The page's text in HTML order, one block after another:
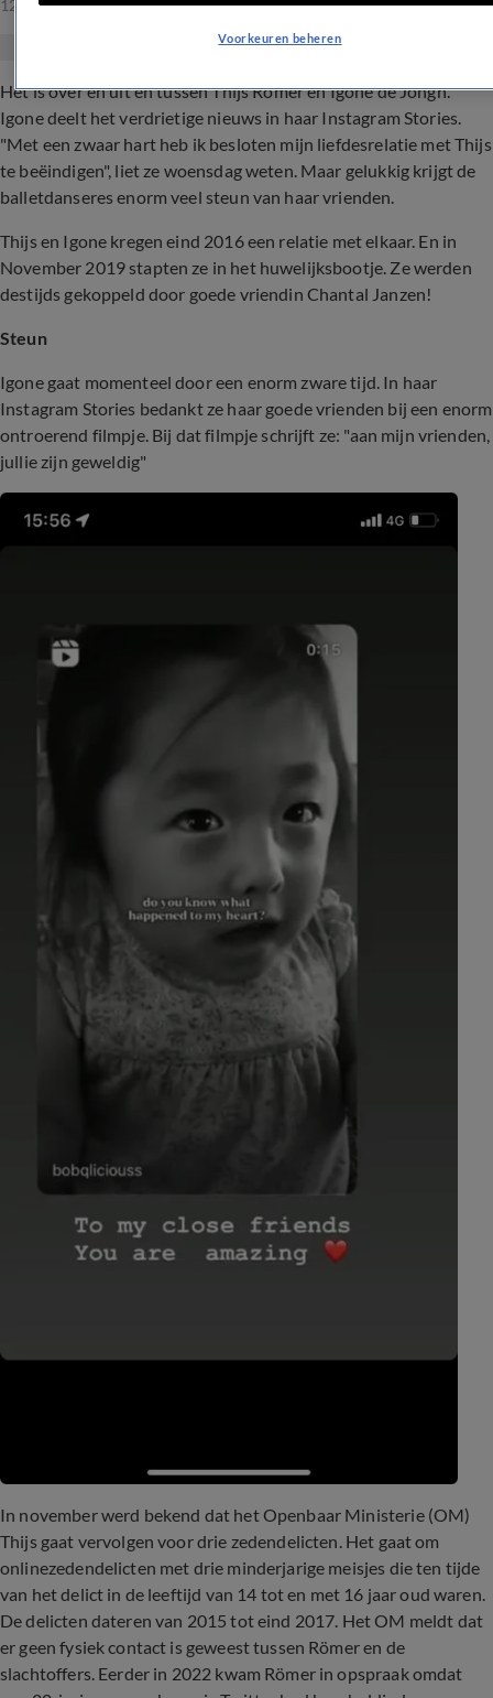
12 jan 2023, 16:47
Het is over en uit en tussen Thijs Römer en Igone de Jongh.
Igone deelt het verdrietige nieuws in haar Instagram Stories.
"Met een zwaar hart heb ik besloten mijn liefdesrelatie met Thijs
te beëindigen", liet ze woensdag weten. Maar gelukkig krijgt de
balletdanseres enorm veel steun van haar vrienden.
Thijs en Igone kregen eind 2016 een relatie met elkaar. En in
November 2019 stapten ze in het huwelijksbootje. Ze werden
destijds gekoppeld door goede vriendin Chantal Janzen!
Steun
Igone gaat momenteel door een enorm zware tijd. In haar
Instagram Stories bedankt ze haar goede vrienden bij een enorm
ontroerend filmpje. Bij dat filmpje schrijft ze: "aan mijn vrienden,
jullie zijn geweldig"
In november werd bekend dat het Openbaar Ministerie (OM)
Thijs gaat vervolgen voor drie zedendelicten. Het gaat om
onlinezedendelicten met drie minderjarige meisjes die ten tijde
van het delict in de leeftijd van 14 tot en met 16 jaar oud waren.
De delicten dateren van 2015 tot eind 2017. Het OM meldt dat
er geen fysiek contact is geweest tussen Römer en de
slachtoffers. Eerder in 2022 kwam Römer in opspraak omdat
Voorkeuren beheren